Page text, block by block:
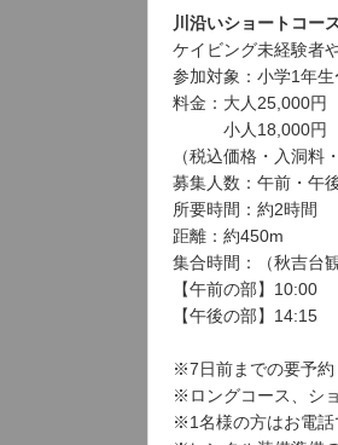
川沿いショートコー
ケイビング未経験者
参加対象：小学1年
料金：大人25,000円
小人18,000円
（税込価格・入洞料
募集人数：午前・午
所要時間：約2時間
距離：約450m
集合時間：（秋吉台
【午前の部】10:00
【午後の部】14:15
※7日前までの要予約
※ロングコース、シ
※1名様の方はお電話